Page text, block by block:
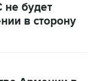
будет
в сторону